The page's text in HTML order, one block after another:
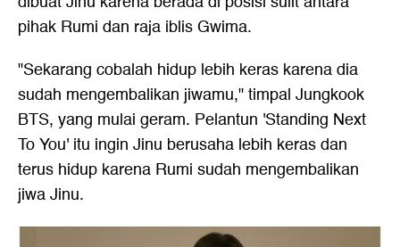
pihak Rumi dan raja iblis Gwima.
"Sekarang cobalah hidup lebih keras karena dia
sudah mengembalikan jiwamu," timpal Jungkook
BTS, yang mulai geram. Pelantun 'Standing Next
To You' itu ingin Jinu berusaha lebih keras dan
terus hidup karena Rumi sudah mengembalikan
jiwa Jinu.